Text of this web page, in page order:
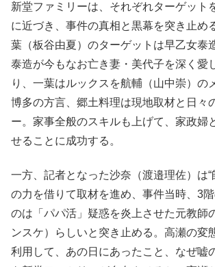
新堂ファミリーは、それぞれターゲット
に近づき、事件の真相と黒幕を突き止め
葉（板谷由夏）のターゲットは早乙女泰
泰造が今もなお亡き妻・美代子を深く愛
り、一葉はルックスを航輔（山中崇）の
博多の方言、郷土料理は現地取材と日々
ー。家事全般のスキルも上げて、家政婦
せることに成功する。
一方、記者となった沙奈（渡邉理佐）は“
の力を借りて取材を進め、事件当時、3
のは「パパ活」疑惑を炎上させた元教師
ンスケ）らしいと突き止める。高瀬の変
利用して、あの日にあったこと、なぜ嘘